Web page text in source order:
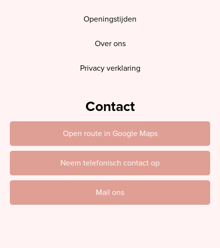
Openingstijden
Over ons
Privacy verklaring
Contact
Open route in Google Maps
Neem telefonisch contact op
Mail ons